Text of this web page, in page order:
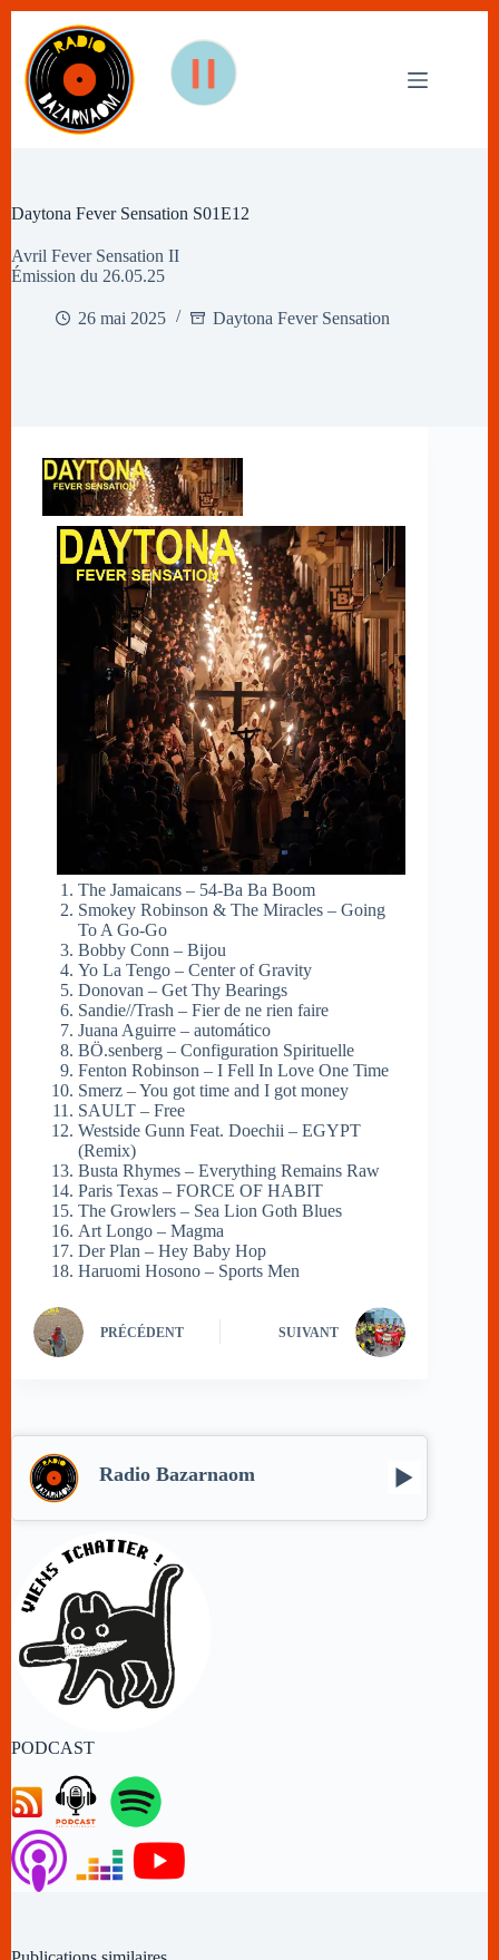
contenu
Daytona Fever Sensation S01E12
Avril Fever Sensation II
Émission du 26.05.25
26 mai 2025 Daytona Fever Sensation
The Jamaicans – 54-Ba Ba Boom
Smokey Robinson & The Miracles – Going
To A Go-Go
Bobby Conn – Bijou
Yo La Tengo – Center of Gravity
Donovan – Get Thy Bearings
Sandie//Trash – Fier de ne rien faire
Juana Aguirre – automático
BÖ.senberg – Configuration Spirituelle
Fenton Robinson – I Fell In Love One Time
Smerz – You got time and I got money
SAULT – Free
Westside Gunn Feat. Doechii – EGYPT
(Remix)
Busta Rhymes – Everything Remains Raw
Paris Texas – FORCE OF HABIT
The Growlers – Sea Lion Goth Blues
Art Longo – Magma
Der Plan – Hey Baby Hop
Haruomi Hosono – Sports Men
PRÉCÉDENT SUIVANT
Radio Bazarnaom
PODCAST